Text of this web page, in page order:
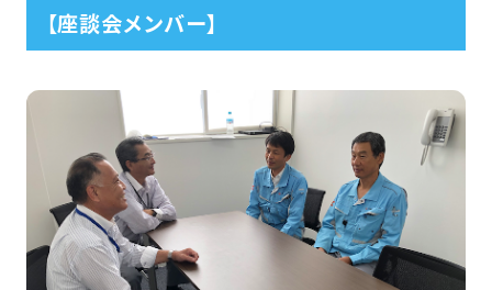
【座談会メンバー】